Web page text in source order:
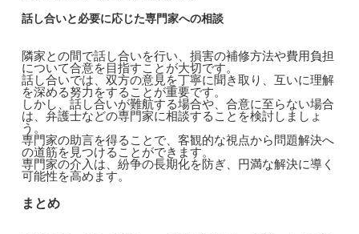
話し合いと必要に応じた専門家への相談
隣家との間で話し合いを行い、損害の補修方法や費用負担
について合意を目指すことが大切です。
話し合いでは、双方の意見を丁寧に聞き取り、互いに理解
を深める努力をすることが重要です。
しかし、話し合いが難航する場合や、合意に至らない場合
は、弁護士などの専門家に相談することを検討しましょ
う。
専門家の助言を得ることで、客観的な視点から問題解決へ
の道筋を見つけることができます。
専門家の介入は、紛争の長期化を防ぎ、円満な解決に導く
可能性を高めます。
まとめ